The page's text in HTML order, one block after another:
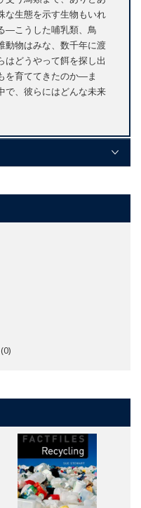
な生態を示す生物もいれ
―こうした哺乳類、鳥
動物はみな、数千年に渡
はどうやって餌を探し出
を育ててきたのか―ま
で、彼らにはどんな未来
(0)